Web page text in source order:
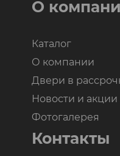
О
Каталог
О компании
Двери в
Новости и акции
Фотогалерея
Контакты